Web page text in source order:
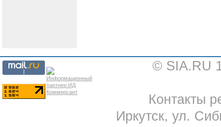
© SIA.RU
Контакты
Иркутск, ул.